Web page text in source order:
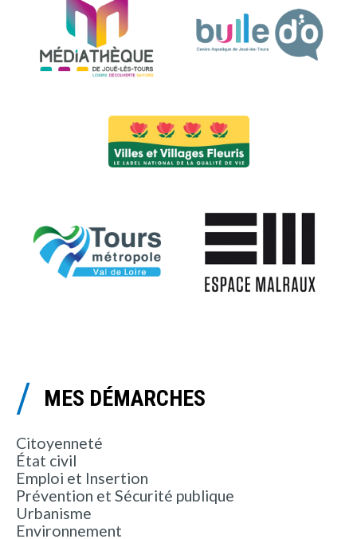
MES DÉMARCHES
Citoyenneté
État civil
Emploi et Insertion
Prévention et Sécurité publique
Urbanisme
Environnement